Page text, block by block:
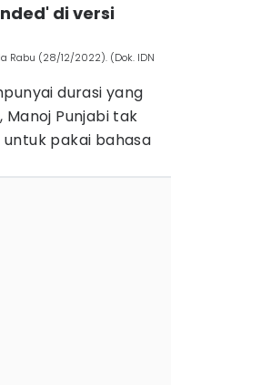
di versi
Rabu (28/12/2022). (Dok. IDN
durasi yang
Punjabi tak
pakai bahasa